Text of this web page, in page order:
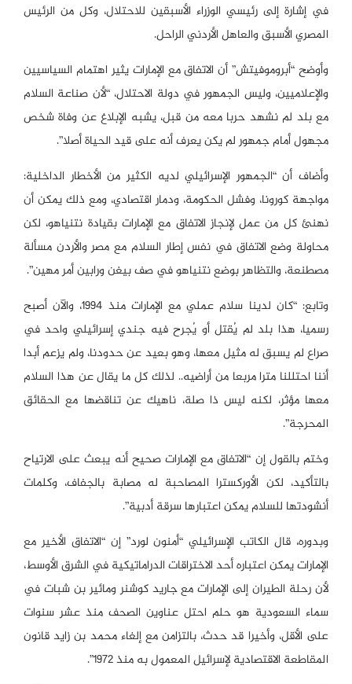
في إشارة إلى رئيسي الوزراء الأسبقين للاحتلال، وكل من الرئيس
المصري الأسبق والعاهل الأردني الراحل.
وأوضح “أبروموفيتش” أن الاتفاق مع الإمارات يثير اهتمام السياسيين
والإعلاميين، وليس الجمهور في دولة الاحتلال، “لأن صناعة السلام
مع بلد لم نشهد حربا معه من قبل، يشبه الإبلاغ عن وفاة شخص
مجهول أمام جمهور لم يكن يعرف أنه على قيد الحياة أصلا”.
وأضاف أن “الجمهور الإسرائيلي لديه الكثير من الأخطار الداخلية:
مواجهة كورونا، وفشل الحكومة، ودمار اقتصادي، ومع ذلك يمكن أن
نهنئ كل من عمل لإنجاز الاتفاق مع الإمارات بقيادة نتنياهو، لكن
محاولة وضع الاتفاق في نفس إطار السلام مع مصر والأردن مسألة
مصطنعة، والتظاهر بوضع نتنياهو في صف بيغن ورابين أمر مهين”.
وتابع: “كان لدينا سلام عملي مع الإمارات منذ 1994، والآن أصبح
رسميا، هذا بلد لم يُقتل أو يُجرح فيه جندي إسرائيلي واحد في
صراع لم يسبق له مثيل معها، وهو بعيد عن حدودنا، ولم يزعم أبدا
أننا احتللنا مترا مربعا من أراضيه.. لذلك كل ما يقال عن هذا السلام
معها مؤثر، لكنه ليس ذا صلة، ناهيك عن تناقضها مع الحقائق
المحرجة”.
وختم بالقول إن “الاتفاق مع الإمارات صحيح أنه يبعث على الارتياح
بالتأكيد، لكن الأوركسترا المصاحبة له مصابة بالجفاف، وكلمات
أنشودتها للسلام يمكن اعتبارها سرقة أدبية”.
وبدوره، قال الكاتب الإسرائيلي “أمنون لورد” إن “الاتفاق الأخير مع
الإمارات يمكن اعتباره أحد الاختراقات الدراماتيكية في الشرق الأوسط،
لأن رحلة الطيران إلى الإمارات مع جاريد كوشنر ومائير بن شبات في
سماء السعودية هو حلم احتل عناوين الصحف منذ عشر سنوات
على الأقل، وأخيرا قد حدث، بالتزامن مع إلغاء محمد بن زايد قانون
المقاطعة الاقتصادية لإسرائيل المعمول به منذ 1972”.